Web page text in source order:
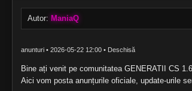
Autor: ManiaQ
anunturi • 2026-05-22 12:00 • Deschisă
Bine ați venit pe comunitatea GENERATII CS
Aici vom posta anunțurile oficiale, update-urile